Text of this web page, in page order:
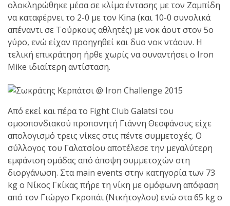
με την υποστήριξη της
Sejoy Hellas.
Οι αθλητές
του Fight
Club Galatsi
ολοκλήρωσαν με επιτυχία
τις καλοκαιρινές
εξετάσεις έγχρωμων
ζωνών!
Με μεγάλη
επιτυχία
ολοκληρώθηκε μέσα σε κλίμα έντασης με τον Ζαμπίδη
να καταφέρνει το 2-0 με τον Κina (και 10-0 συνολικά
απέναντι σε Τούρκους αθλητές) με νοκ άουτ στον 5ο
γύρο, ενώ είχαν προηγηθεί και δυο νοκ ντάουν. Η
τελική επικράτηση ήρθε χωρίς να συναντήσει ο Iron
Mike ιδιαίτερη αντίσταση.
Από εκεί και πέρα το Fight Club Galatsi του
ομοσπονδιακού προπονητή Γιάννη Θεοφάνους είχε
απολογισμό τρεις νίκες στις πέντε συμμετοχές. Ο
σύλλογος του Γαλατσίου αποτέλεσε την μεγαλύτερη
εμφάνιση ομάδας από άποψη συμμετοχών στη
διοργάνωση. Στα main events στην κατηγορία των 73
kg o Νίκος Γκίκας πήρε τη νίκη με ομόφωνη απόφαση
από τον Γιώργο Γκροπάι (Νικήτογλου) ενώ στα 65 kg ο